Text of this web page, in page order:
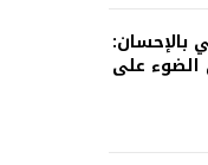
بالإحسان:
الضوء على